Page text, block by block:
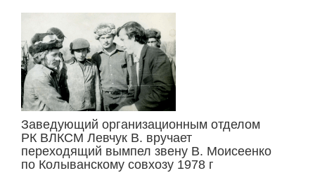
Заведующий организационным отделом
РК ВЛКСМ Левчук В. вручает
переходящий вымпел звену В. Моисеенко
по Колыванскому совхозу 1978 г